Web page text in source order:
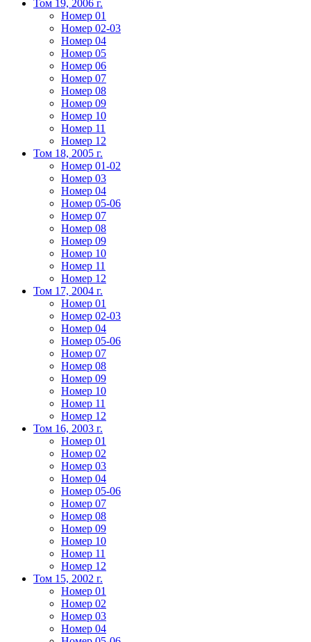
Том 19, 2006 г.
Номер 01
Номер 02-03
Номер 04
Номер 05
Номер 06
Номер 07
Номер 08
Номер 09
Номер 10
Номер 11
Номер 12
Том 18, 2005 г.
Номер 01-02
Номер 03
Номер 04
Номер 05-06
Номер 07
Номер 08
Номер 09
Номер 10
Номер 11
Номер 12
Том 17, 2004 г.
Номер 01
Номер 02-03
Номер 04
Номер 05-06
Номер 07
Номер 08
Номер 09
Номер 10
Номер 11
Номер 12
Том 16, 2003 г.
Номер 01
Номер 02
Номер 03
Номер 04
Номер 05-06
Номер 07
Номер 08
Номер 09
Номер 10
Номер 11
Номер 12
Том 15, 2002 г.
Номер 01
Номер 02
Номер 03
Номер 04